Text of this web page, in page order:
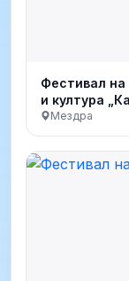
Фестивал на
и култура
Мездра